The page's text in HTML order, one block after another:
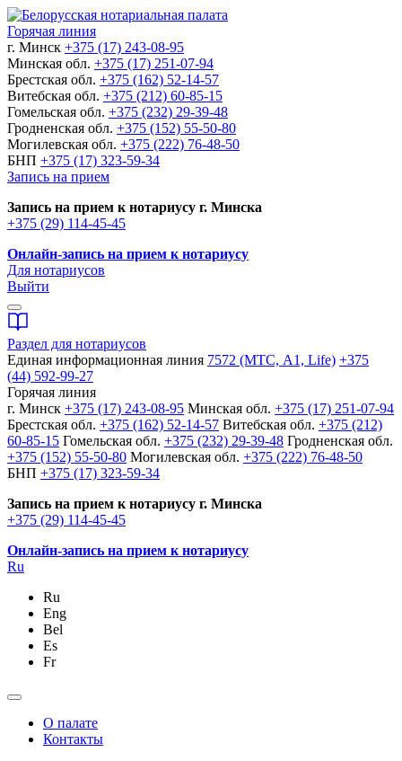
Горячая линия
г. Минск +375 (17) 243-08-95
Минская обл. +375 (17) 251-07-94
Брестская обл. +375 (162) 52-14-57
Витебская обл. +375 (212) 60-85-15
Гомельская обл. +375 (232) 29-39-48
Гродненская обл. +375 (152) 55-50-80
Могилевская обл. +375 (222) 76-48-50
БНП +375 (17) 323-59-34
Запись на прием
Запись на прием к нотариусу г. Минска
+375 (29) 114-45-45
Онлайн-запись на прием к нотариусу
Для нотариусов
Выйти
Раздел для нотариусов
Единая информационная линия 7572 (МТС, A1, Life) +375
(44) 592-99-27
Горячая линия
г. Минск +375 (17) 243-08-95 Минская обл. +375 (17) 251-07-94
Брестская обл. +375 (162) 52-14-57 Витебская обл. +375 (212)
60-85-15 Гомельская обл. +375 (232) 29-39-48 Гродненская обл.
+375 (152) 55-50-80 Могилевская обл. +375 (222) 76-48-50
БНП +375 (17) 323-59-34
Запись на прием к нотариусу г. Минска
+375 (29) 114-45-45
Онлайн-запись на прием к нотариусу
Ru
Ru
Eng
Bel
Es
Fr
О палате
Контакты